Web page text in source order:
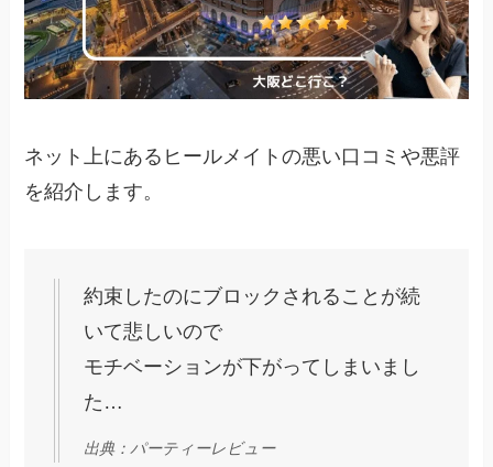
ネット上にあるヒールメイトの悪い口コミや悪評
を紹介します。
約束したのにブロックされることが続
いて悲しいので
モチベーションが下がってしまいまし
た…
出典：パーティーレビュー